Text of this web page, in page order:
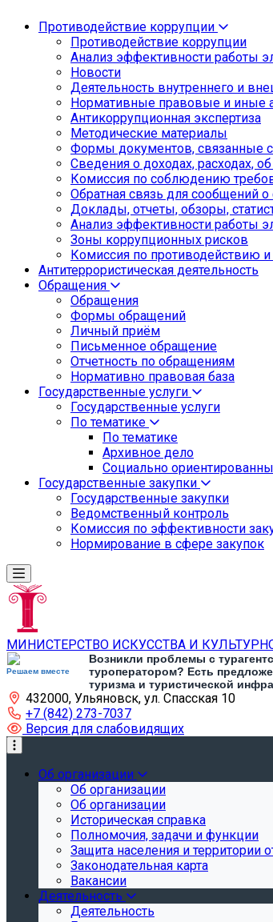
Противодействие коррупции
Противодействие коррупции
Анализ эффективности работы
Новости
Деятельность внутреннего и
Нормативные правовые и иные
Антикоррупционная экспертиза
Методические материалы
Формы документов, связанные
Сведения о доходах, расходах,
Комиссия по соблюдению
Обратная связь для сообщений
Доклады, отчеты, обзоры,
Анализ эффективности работы
Зоны коррупционных рисков
Комиссия по противодействию
Антитеррористическая деятельность
Обращения
Обращения
Формы обращений
Личный приём
Письменное обращение
Отчетность по обращениям
Нормативно правовая база
Государственные услуги
Государственные услуги
По тематике
По тематике
Архивное дело
Социально
Государственные закупки
Государственные закупки
Ведомственный контроль
Комиссия по эффективности
Нормирование в сфере закупок
МИНИСТЕРСТВО ИСКУССТВА И
Решаем вместе
Возникли проблемы с
туроператором? Есть
туризма и туристической
Напишите об этом
432000, Ульяновск, ул. Спасская 10
+7 (842) 273-7037
Версия для слабовидящих
Об организации
Об организации
Об организации
Историческая справка
Полномочия, задачи и функции
Защита населения и территории
Законодательная карта
Вакансии
Деятельность
Деятельность